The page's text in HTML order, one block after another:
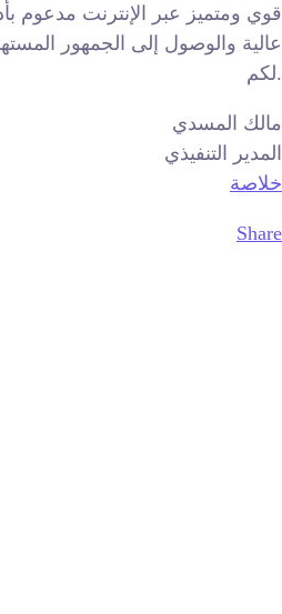
قوي ومتميز عبر الإنترنت مدعوم
عالية والوصول إلى الجمهور
لكم.
مالك المسدي
المدير التنفيذي
خلاصة
Share